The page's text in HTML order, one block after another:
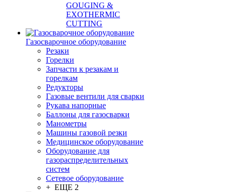
GOUGING &
EXOTHERMIC
CUTTING
Газосварочное оборудование
Резаки
Горелки
Запчасти к резакам и
горелкам
Редукторы
Газовые вентили для сварки
Рукава напорные
Баллоны для газосварки
Манометры
Машины газовой резки
Медицинское оборудование
Оборудование для
газораспределительных
систем
Сетевое оборудование
+ ЕЩЕ 2